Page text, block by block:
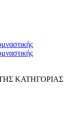
ΚΑΤΗΓΟΡΙΑΣ